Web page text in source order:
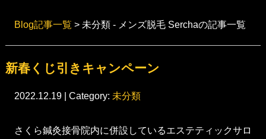
Blog記事一覧 > 未分類 - メンズ脱毛 Serchaの記事一覧
新春くじ引きキャンペーン
2022.12.19 | Category: 未分類
さくら鍼灸接骨院内に併設しているエステティックサロ